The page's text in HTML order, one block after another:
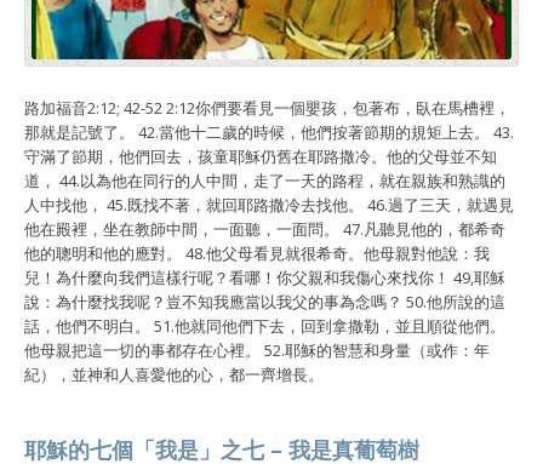
路加福音2:12; 42-52 2:12你們要看見一個嬰孩，包著布，臥在馬槽裡，
那就是記號了。 42.當他十二歲的時候，他們按著節期的規矩上去。 43.
守滿了節期，他們回去，孩童耶穌仍舊在耶路撒冷。他的父母並不知
道， 44.以為他在同行的人中間，走了一天的路程，就在親族和熟識的
人中找他， 45.既找不著，就回耶路撒冷去找他。 46.過了三天，就遇見
他在殿裡，坐在教師中間，一面聽，一面問。 47.凡聽見他的，都希奇
他的聰明和他的應對。 48.他父母看見就很希奇。他母親對他說：我
兒！為什麼向我們這樣行呢？看哪！你父親和我傷心來找你！ 49,耶穌
說：為什麼找我呢？豈不知我應當以我父的事為念嗎？ 50.他所說的這
話，他們不明白。 51.他就同他們下去，回到拿撒勒，並且順從他們。
他母親把這一切的事都存在心裡。 52.耶穌的智慧和身量（或作：年
紀），並神和人喜愛他的心，都一齊增長。
耶穌的七個「我是」之七 – 我是真葡萄樹